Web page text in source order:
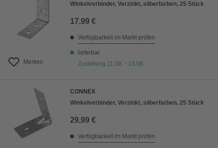
Merken
Winkelverbinder, Verzinkt, silberfarben, 25 Stück
17,99 €
Verfügbarkeit im Markt prüfen
lieferbar
Zustellung 11.08. - 13.08.
CONNEX
Winkelverbinder, Verzinkt, silberfarben, 25 Stück
29,99 €
Verfügbarkeit im Markt prüfen